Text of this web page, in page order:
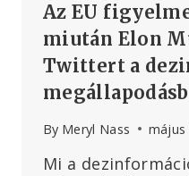
A
PARTNER
META
A
Az EU
miután Elon
Twittert a
By Meryl Nass május
Mi a